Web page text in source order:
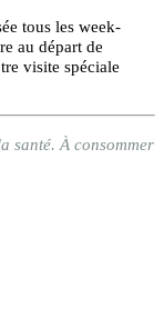
tous les week-
au départ de
visite spéciale
santé. À consommer